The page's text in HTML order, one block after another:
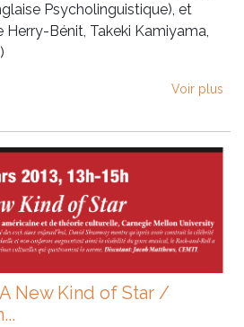
Psycholinguistique), et
Bénit, Takeki Kamiyama,
Voir plus
A New Kind of Star /